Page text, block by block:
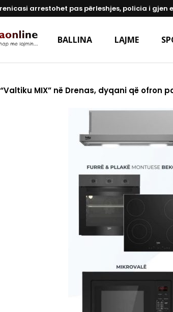
arrestohet pas përleshjes, policia i gjen
BALLINA LAJME
MIX” në Drenas, dyqani që